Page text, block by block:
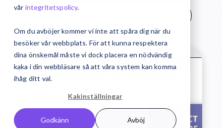
vår integritetspolicy.
Om du avböjer kommer vi inte att spåra dig när du
besöker vår webbplats. För att kunna respektera
dina önskemål måste vi dock placera en nödvändig
kaka i din webbläsare så att våra system kan komma
ihåg ditt val.
Kakinställningar
Godkänn Avböj